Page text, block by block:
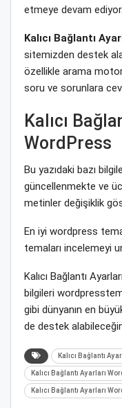
etmeye devam ediyor.
Kalıcı Bağlantı
sitemizden destek
özellikle arama
soru ve sorunlara
Kalıcı
WordPress
Bu yazıdaki bazı
güncellenmekte ve
metinler değişiklik
En iyi wordpress
temaları incelemeyi
Kalıcı Bağlantı
bilgileri
gibi dünyanın en
de destek
Kalıcı Bağlantı
Kalıcı Bağlantı Ayarları
Kalıcı Bağlantı Ayarları